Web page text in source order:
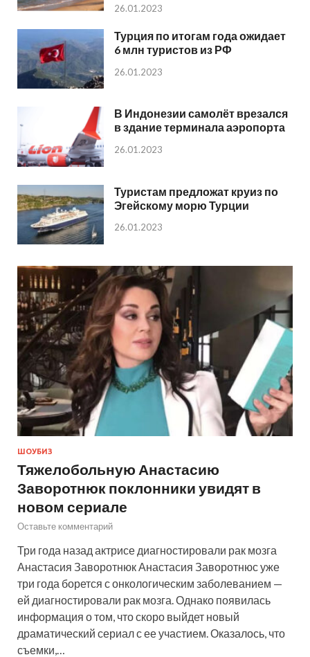
26.01.2023
Турция по итогам года ожидает
6 млн туристов из РФ
26.01.2023
В Индонезии самолёт врезался
в здание терминала аэропорта
26.01.2023
Туристам предложат круиз по
Эгейскому морю Турции
26.01.2023
ШОУБИЗ
Тяжелобольную Анастасию
Заворотнюк поклонники увидят в
новом сериале
Оставьте комментарий
Три года назад актрисе диагностировали рак мозга
Анастасия Заворотнюк Анастасия Заворотнюс уже
три года борется с онкологическим заболеванием —
ей диагностировали рак мозга. Однако появилась
информация о том, что скоро выйдет новый
драматический сериал с ее участием. Оказалось, что
съемки,…